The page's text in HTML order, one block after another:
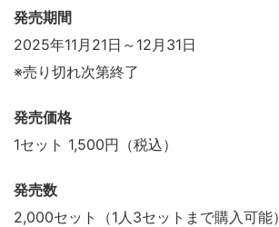
発売期間
2025年11月21日～12月31日
※売り切れ次第終了
発売価格
1セット 1,500円（税込）
発売数
2,000セット（1人3セットまで購入可能）